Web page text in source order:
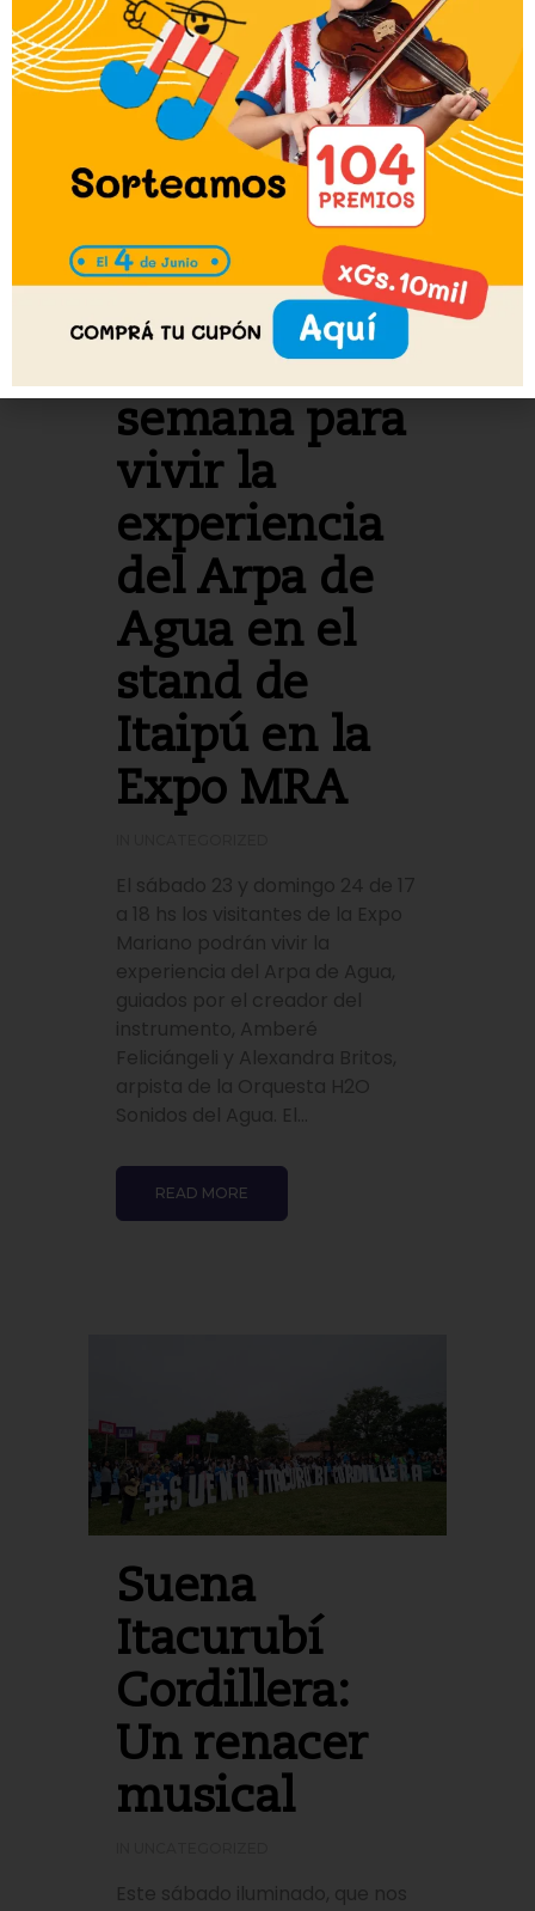
Último fin de
semana para
vivir la
experiencia
del Arpa de
Agua en el
stand de
Itaipú en la
Expo MRA
El sábado 23 y domingo 24 de 17
a 18 hs los visitantes de la Expo
Mariano podrán vivir la
experiencia del Arpa de Agua,
guiados por el creador del
instrumento, Amberé
Feliciángeli y Alexandra Britos,
arpista de la Orquesta H2O
Sonidos del Agua. El...
READ MORE
Suena
Itacurubí
Cordillera:
Un renacer
musical
Este sábado iluminado, que nos